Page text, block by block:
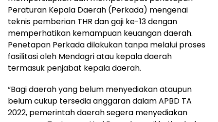
Peraturan Kepala Daerah (Perkada) mengenai
teknis pemberian THR dan gaji ke-13 dengan
memperhatikan kemampuan keuangan daerah.
Penetapan Perkada dilakukan tanpa melalui proses
fasilitasi oleh Mendagri atau kepala daerah
termasuk penjabat kepala daerah.
“Bagi daerah yang belum menyediakan ataupun
belum cukup tersedia anggaran dalam APBD TA
2022, pemerintah daerah segera menyediakan